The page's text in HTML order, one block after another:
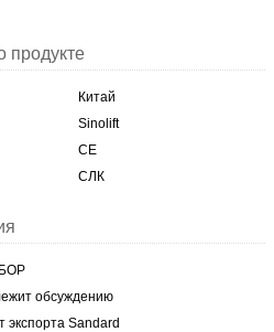
продукте
Китай
Sinolift
CE
СЛК
обсуждению
экспорта Sandard